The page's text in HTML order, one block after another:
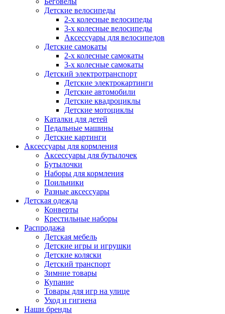
Детские велосипеды
2-х колесные велосипеды
3-х колесные велосипеды
Аксессуары для велосипедов
Детские самокаты
2-х колесные самокаты
3-х колесные самокаты
Детский электротранспорт
Детские электрокартинги
Детские автомобили
Детские квадроциклы
Детские мотоциклы
Каталки для детей
Педальные машины
Детские картинги
Аксессуары для кормления
Аксессуары для бутылочек
Бутылочки
Наборы для кормления
Поильники
Разные аксессуары
Детская одежда
Конверты
Крестильные наборы
Распродажа
Детская мебель
Детские игры и игрушки
Детские коляски
Детский транспорт
Зимние товары
Купание
Товары для игр на улице
Уход и гигиена
Наши бренды